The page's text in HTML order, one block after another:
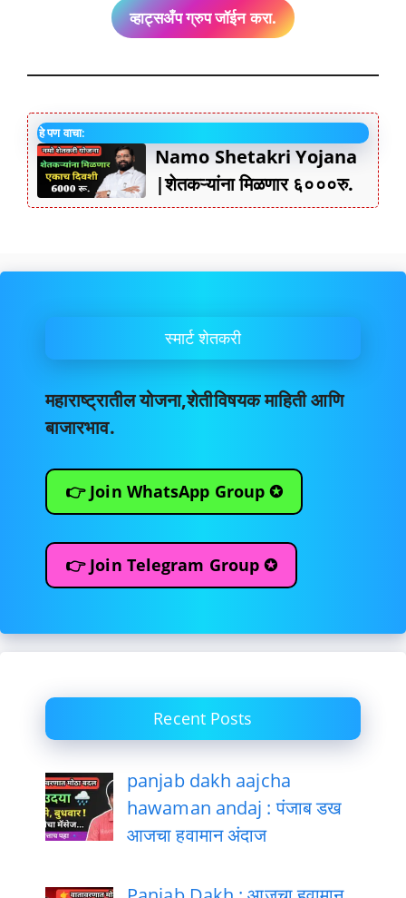
व्हाट्सअँप ग्रुप जॉईन करा.
हे पण वाचा:
Namo Shetakri Yojana
|शेतकऱ्यांना मिळणार ६०००रु.
स्मार्ट शेतकरी
महाराष्ट्रातील योजना,शेतीविषयक माहिती आणि
बाजारभाव.
👉 Join WhatsApp Group ✪
👉 Join Telegram Group ✪
Recent Posts
panjab dakh aajcha
hawaman andaj : पंजाब डख
आजचा हवामान अंदाज